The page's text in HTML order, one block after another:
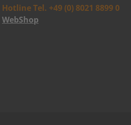
Hotline Tel. +49 (0) 8021 8899 0
WebShop